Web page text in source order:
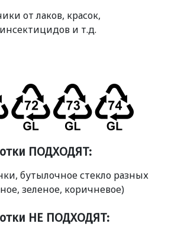
от лаков, красок,
и т.д.
ПОДХОДЯТ:
бутылочное стекло разных
зеленое, коричневое)
НЕ ПОДХОДЯТ: